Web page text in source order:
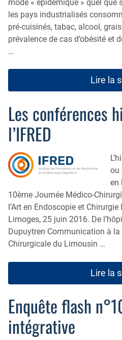
mode « épidémique » quel
les pays industrialisés
pré-cuisinés, tabac, alcool,
prévalence de cas d’obésité et
…
Lire la
Les conférences
l’IFRED
ou
en
10ème Journée Médico-
l’Art en Endoscopie et
Limoges, 25 juin 2016. De
Dupuytren Communication à
Chirurgicale du Limousin …
Lire la
Enquête flash
intégrative